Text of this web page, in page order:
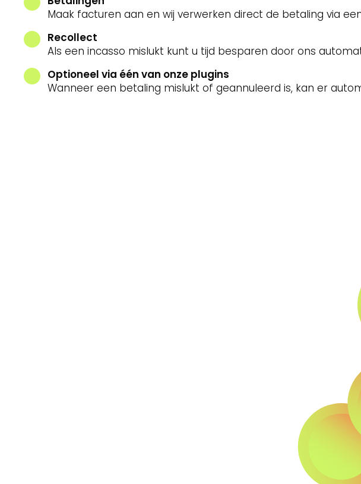
Maak facturen aan en wij verwerken direct de betaling via
Recollect
Als een incasso mislukt kunt u tijd besparen door ons
Optioneel via één van onze plugins
Wanneer een betaling mislukt of geannuleerd is, kan er